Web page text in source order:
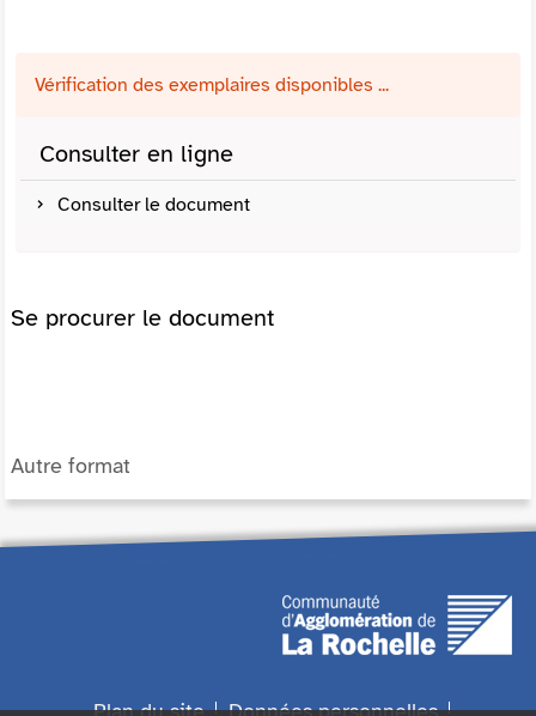
Vérification des exemplaires disponibles ...
Consulter en ligne
Consulter le document
Se procurer le document
Autre format
Plan du site Données personnelles